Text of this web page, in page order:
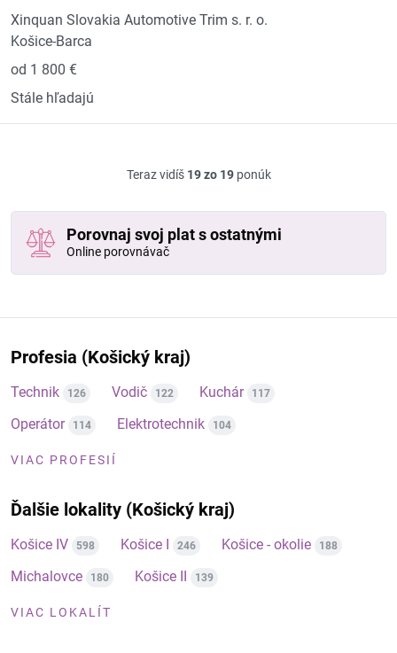
Xinquan Slovakia Automotive Trim s. r. o.
Košice-Barca
od 1 800 €
Stále hľadajú
Teraz vidíš 19 zo 19ponúk
Porovnaj svoj plat s ostatnými
Online porovnávač
Profesia (Košický kraj)
Technik 126 Vodič 122 Kuchár 117
Operátor 114 Elektrotechnik 104
VIAC PROFESIÍ
Ďalšie lokality (Košický kraj)
Košice IV 598 Košice I 246 Košice - okolie 188
Michalovce 180 Košice II 139
VIAC LOKALÍT